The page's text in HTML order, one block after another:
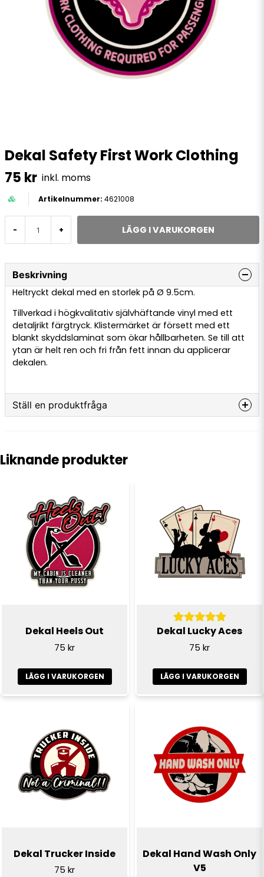
Dekal Safety First Work Clothing
75 kr inkl. moms
4621008
- + LÄGG I VARUKORGEN
Beskrivning
Heltryckt dekal med en storlek på Ø 9.5cm.
Tillverkad i högkvalitativ självhäftande vinyl med ett
detaljrikt färgtryck. Klistermärket är försett med ett
blankt skyddslaminat som ökar hållbarheten. Se till att
ytan är helt ren och fri från fett innan du applicerar
dekalen.
Ställ en produktfråga
Namn
email
E-postadress
Liknande produkter
Dekal Heels Out
75 kr
LÄGG I VARUKORGEN
Dekal Lucky Aces
75 kr
LÄGG I VARUKORGEN
Dekal Trucker Inside
75 kr
Dekal Hand Wash Only
V5